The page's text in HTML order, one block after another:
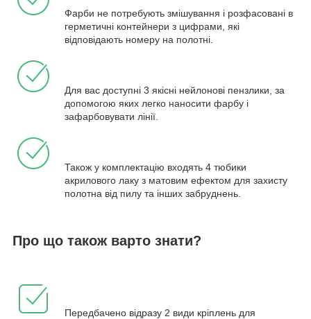
Фарби не потребують змішування і розфасовані в
герметичні контейнери з цифрами, які
відповідають номеру на полотні.
Для вас доступні 3 якісні нейлонові пензлики, за
допомогою яких легко наносити фарбу і
зафарбовувати лінії.
Також у комплектацію входять 4 тюбики
акрилового лаку з матовим ефектом для захисту
полотна від пилу та інших забруднень.
Про що також варто знати?
Передбачено відразу 2 види кріплень для